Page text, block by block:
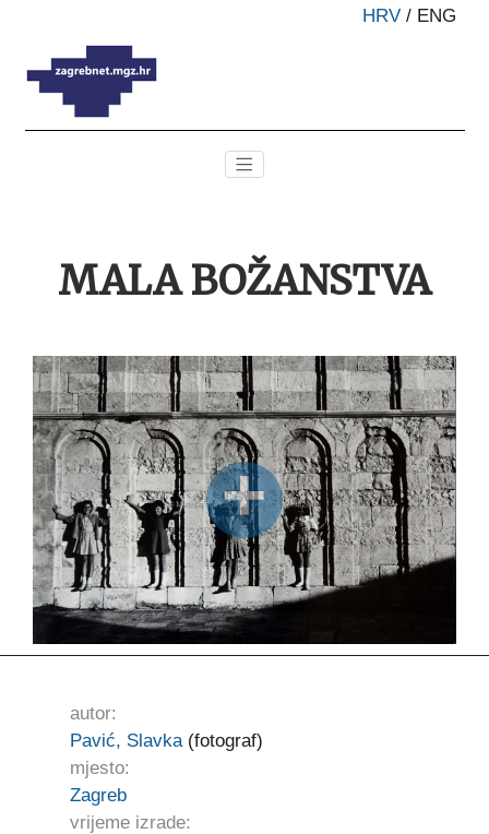
HRV / ENG
MALA BOŽANSTVA
autor:
Pavić, Slavka(fotograf)
mjesto:
Zagreb
vrijeme izrade: